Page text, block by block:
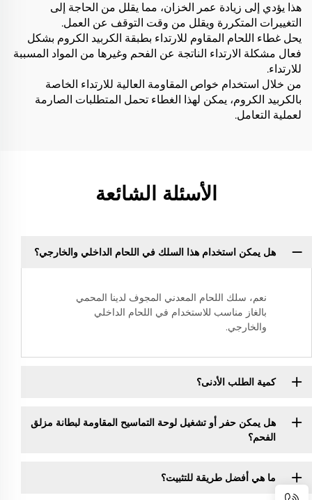
هذا يؤدي إلى زيادة عمر الخزان، مما يقلل من الحاجة إلى
التغييرات المتكررة ويقلل من وقت التوقف عن العمل.
يحل غطاء اللحام المقاوم للارتداء بطبقة الكربيد الكروم بشكل
فعال مشكلة الارتداء الناتجة عن الفحم وغيرها من المواد المسببة
للارتداء.
من خلال استخدام خواص المقاومة العالية للارتداء الخاصة
بالكربيد الكروم، يمكن لهذا الغطاء تحمل المتطلبات الصارمة
لعملية التعامل.
الأسئلة الشائعة
هل يمكن استخدام هذا السلك في اللحام الداخلي والخارجي؟
نعم، سلك اللحام المعدني المجوف لدينا المحمي
بالغاز مناسب للاستخدام في اللحام الداخلي
والخارجي.
كمية الطلب الأدنى؟
هل يمكن حفر أو تشغيل لوحة التماسيح المقاومة لبطانة مزلق
الفحم؟
ما هي أفضل طريقة للتثبيت؟